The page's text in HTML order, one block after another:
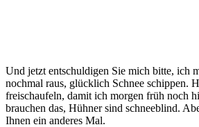
Und jetzt entschuldigen Sie mich bitte, ich
nochmal raus, glücklich Schnee schippen.
freischaufeln, damit ich morgen früh noch
brauchen das, Hühner sind schneeblind.
Ihnen ein anderes Mal.